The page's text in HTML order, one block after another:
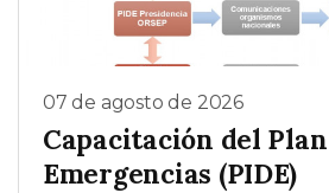
07 de agosto de 2026
Capacitación del
Emergencias (PIDE)